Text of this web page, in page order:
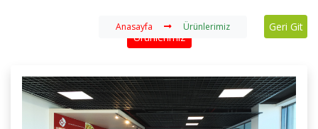
Anasayfa Ürünlerimiz Geri Git
Ürünlerimiz